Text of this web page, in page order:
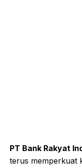
PT Bank Rakyat
terus memperkuat